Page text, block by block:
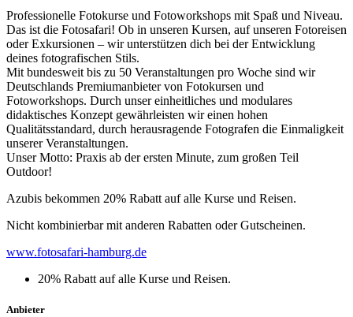
Professionelle Fotokurse und Fotoworkshops mit Spaß und Niveau.
Das ist die Fotosafari! Ob in unseren Kursen, auf unseren Fotoreisen
oder Exkursionen – wir unterstützen dich bei der Entwicklung
deines fotografischen Stils.
Mit bundesweit bis zu 50 Veranstaltungen pro Woche sind wir
Deutschlands Premiumanbieter von Fotokursen und
Fotoworkshops. Durch unser einheitliches und modulares
didaktisches Konzept gewährleisten wir einen hohen
Qualitätsstandard, durch herausragende Fotografen die Einmaligkeit
unserer Veranstaltungen.
Unser Motto: Praxis ab der ersten Minute, zum großen Teil
Outdoor!
Azubis bekommen 20% Rabatt auf alle Kurse und Reisen.
Nicht kombinierbar mit anderen Rabatten oder Gutscheinen.
www.fotosafari-hamburg.de
20% Rabatt auf alle Kurse und Reisen.
Anbieter